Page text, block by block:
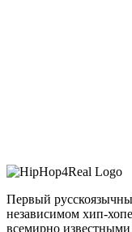
Первый
независимом хип-
всемирно известными